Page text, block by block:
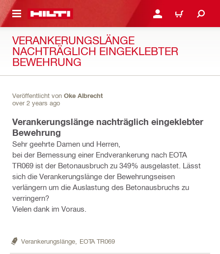
ANMELDEN ODER
WARENKORB
VERANKERUNGSLÄNGE
NACHTRÄGLICH EINGEKLEBTER
BEWEHRUNG
Veröffentlicht von Oke Albrecht
over 2 years ago
Verankerungslänge nachträglich eingeklebter
Bewehrung
Sehr geehrte Damen und Herren,
bei der Bemessung einer Endverankerung nach EOTA
TR069 ist der Betonausbruch zu 349% ausgelastet. Lässt
sich die Verankerungslänge der Bewehrungseisen
verlängern um die Auslastung des Betonausbruchs zu
verringern?
Vielen dank im Voraus.
Verankerungslänge, EOTA TR069